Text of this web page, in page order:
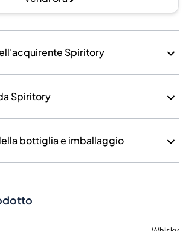
Spiritory
Spiritory
bottiglia e imballaggio